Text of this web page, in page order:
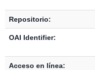
Repositorio:
OAI Identifier:
Acceso en línea: